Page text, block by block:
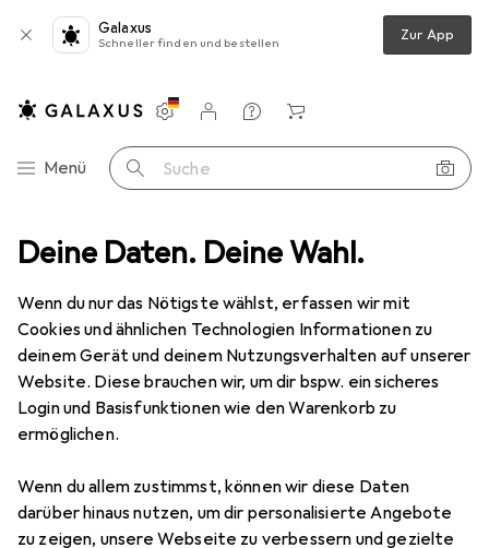
Deine Daten. Deine Wahl.
Wenn du nur das Nötigste wählst, erfassen wir mit
Cookies und ähnlichen Technologien Informationen zu
deinem Gerät und deinem Nutzungsverhalten auf unserer
Website. Diese brauchen wir, um dir bspw. ein sicheres
Login und Basisfunktionen wie den Warenkorb zu
ermöglichen.
Wenn du allem zustimmst, können wir diese Daten
darüber hinaus nutzen, um dir personalisierte Angebote
zu zeigen, unsere Webseite zu verbessern und gezielte
Galaxus
Schneller finden und bestellen Zur App
Navigation nach Kategorien
Menü Suche
Einstellungen
Kundenkonto
Vergleichslisten
Merklisten
Warenkorb
Adidas Terrex Swift R2 Mid GTX Trail Laufschuh Damen
10 Bilder
Adidas Terrex Swift R2 Mid GTX Trail
Laufschuh Damen
36
Preis in EUR inkl. MwSt.
EUR
130,82